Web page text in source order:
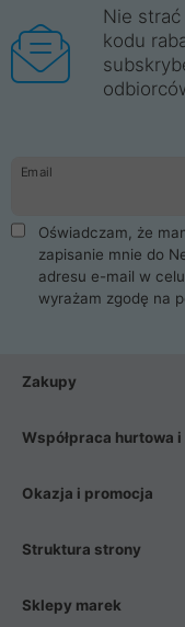
Nie
kodu
Email
Oświadczam, że
zapisanie mnie do
adresu e-mail w
wyrażam zgodę na
Zakupy
Współpraca hurtowa i
Okazja i promocja
Struktura strony
Sklepy marek